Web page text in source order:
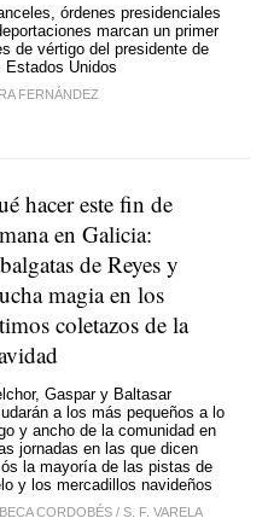
órdenes presidenciales
marcan un primer
de vértigo del presidente de
Estados Unidos
FERNÁNDEZ
hacer este fin de
en Galicia:
de Reyes y
magia en los
coletazos de la
Gaspar y Baltasar
a los más pequeños a lo
y ancho de la comunidad en
jornadas en las que dicen
la mayoría de las pistas de
y los mercadillos navideños
CORDOBÉS / S. F. VARELA